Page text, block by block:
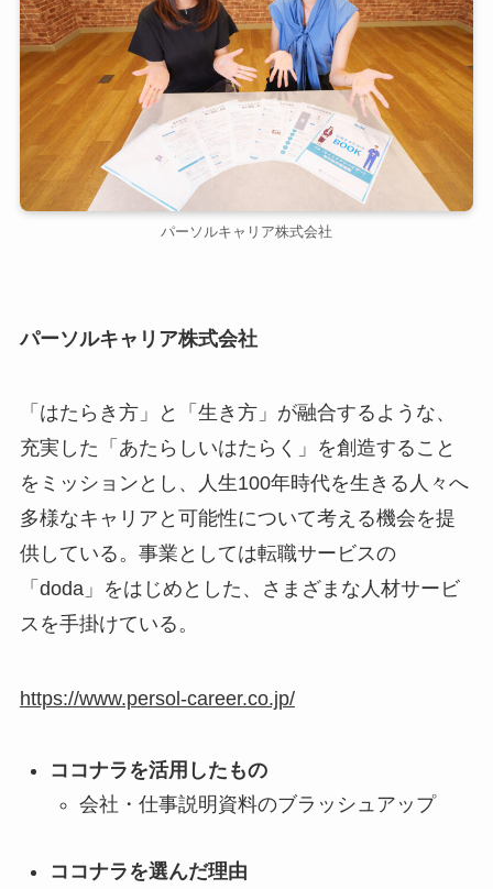
パーソルキャリア株式会社
パーソルキャリア株式会社
「はたらき方」と「生き方」が融合するような、
充実した「あたらしいはたらく」を創造すること
をミッションとし、人生100年時代を生きる人々へ
多様なキャリアと可能性について考える機会を提
供している。事業としては転職サービスの
「doda」をはじめとした、さまざまな人材サービ
スを手掛けている。
https://www.persol-career.co.jp/
ココナラを活用したもの
会社・仕事説明資料のブラッシュアップ
ココナラを選んだ理由